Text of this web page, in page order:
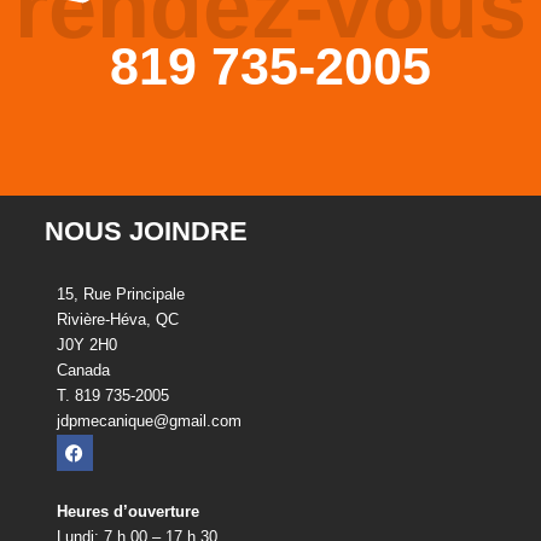
819 735-2005
NOUS JOINDRE
15, Rue Principale
Rivière-Héva, QC
J0Y 2H0
Canada
T. 819 735-2005
jdpmecanique@gmail.com
Heures d’ouverture
Lundi: 7 h 00 – 17 h 30